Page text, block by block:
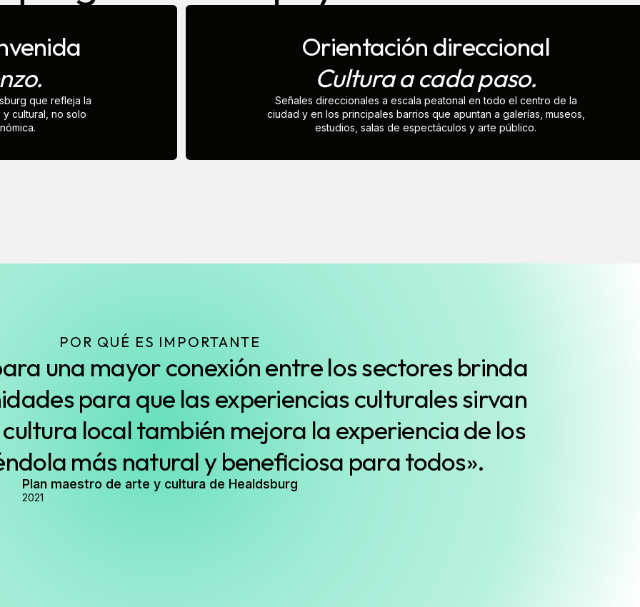
que refleja la
cultural, no solo
Orientación direccional
Cultura a cada paso.
Señales direccionales a escala peatonal en todo el centro de la
ciudad y en los principales barrios que apuntan a galerías, museos,
estudios, salas de espectáculos y arte público.
POR QUÉ ES IMPORTANTE
una mayor conexión entre los sectores brinda
para que las experiencias culturales sirvan
local también mejora la experiencia de los
más natural y beneficiosa para todos».
Plan maestro de arte y cultura de Healdsburg
2021